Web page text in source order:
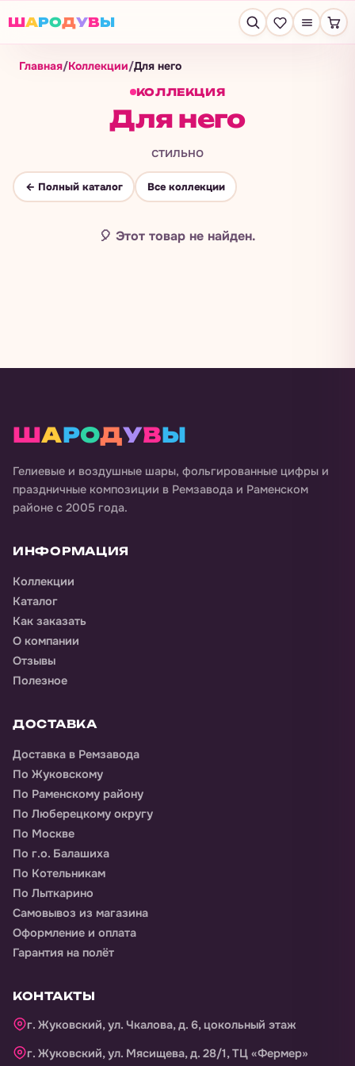
ШАРОДУВЫ
Главная/Коллекции/Для него
КОЛЛЕКЦИЯ
Для него
стильно
← Полный каталог Все коллекции
🎈 Этот товар не найден.
ШАРОДУВЫ
Гелиевые и воздушные шары, фольгированные цифры и
праздничные композиции в Ремзавода и Раменском
районе с 2005 года.
ИНФОРМАЦИЯ
Коллекции
Каталог
Как заказать
О компании
Отзывы
Полезное
ДОСТАВКА
Доставка в Ремзавода
По Жуковскому
По Раменскому району
По Люберецкому округу
По Москве
По г.о. Балашиха
По Котельникам
По Лыткарино
Самовывоз из магазина
Оформление и оплата
Гарантия на полёт
КОНТАКТЫ
г. Жуковский, ул. Чкалова, д. 6, цокольный этаж
г. Жуковский, ул. Мясищева, д. 28/1, ТЦ «Фермер»